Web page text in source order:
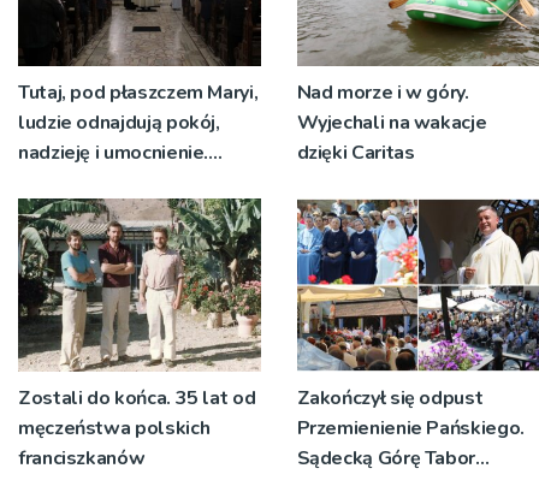
Tutaj, pod płaszczem Maryi,
ludzie odnajdują pokój,
nadzieję i umocnienie.
Bruśniku
Nad morze i w góry.
Wyjechali na wakacje
dzięki Caritas
Zostali do końca. 35 lat od
męczeństwa polskich
franciszkanów
Zakończył się odpust
Przemienienie Pańskiego.
Sądecką Górę Tabor